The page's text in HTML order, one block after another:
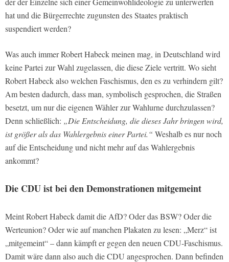
hat und die Bürgerrechte zugunsten des Staates praktisch
suspendiert werden?
Was auch immer Robert Habeck meinen mag, in Deutschland wird
keine Partei zur Wahl zugelassen, die diese Ziele vertritt. Wo sieht
Robert Habeck also welchen Faschismus, den es zu verhindern gilt?
Am besten dadurch, dass man, symbolisch gesprochen, die Straßen
besetzt, um nur die eigenen Wähler zur Wahlurne durchzulassen?
Denn schließlich: „Die Entscheidung, die dieses Jahr bringen wird,
ist größer als das Wahlergebnis einer Partei.“ Weshalb es nur noch
auf die Entscheidung und nicht mehr auf das Wahlergebnis
ankommt?
Die CDU ist bei den Demonstrationen mitgemeint
Meint Robert Habeck damit die AfD? Oder das BSW? Oder die
Werteunion? Oder wie auf manchen Plakaten zu lesen: „Merz“ ist
„mitgemeint“ – dann kämpft er gegen den neuen CDU-Faschismus.
Damit wäre dann also auch die CDU angesprochen. Dann befinden